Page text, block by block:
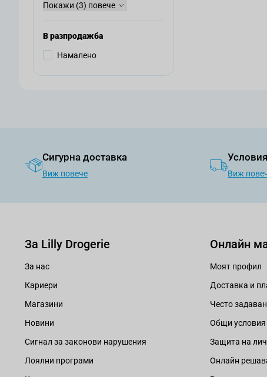
Покажи (3) повече
В разпродажба
Намалено
Сигурна доставка
Виж повече Виж
За Lilly Drogerie
За нас
Кариери
Магазини
Новини
Сигнал за законови нарушения
Лоялни програми
Онлайн
Моят профил
Доставка и
Често
Общи условия
Защита на
Онлайн